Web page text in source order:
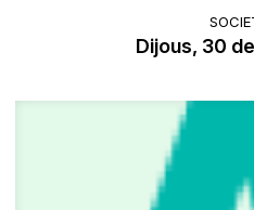
Dijous, 30